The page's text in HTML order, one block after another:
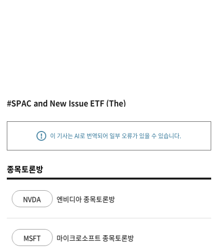
#SPAC and New Issue ETF (The)
이 기사는 AI로 번역되어 일부 오류가 있을 수 있습니다.
종목토론방
NVDA 엔비디아 종목토론방
MSFT 마이크로소프트 종목토론방